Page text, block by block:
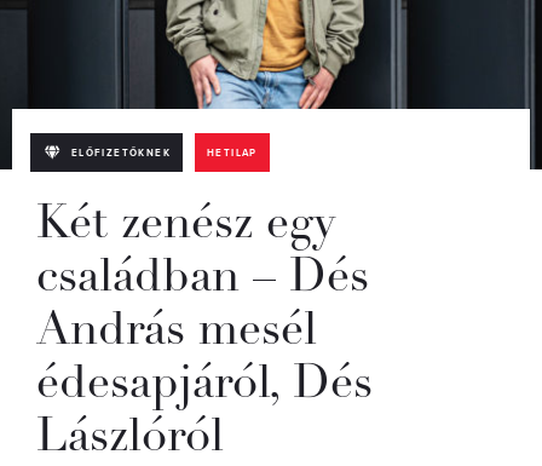
ELŐFIZETŐKNEK HETILAP
Két zenész egy
családban – Dés
András mesél
édesapjáról, Dés
Lászlóról